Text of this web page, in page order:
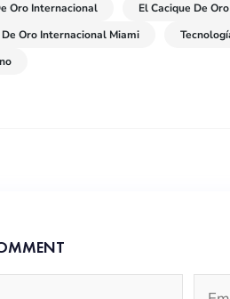
Oro Internacional
El Cacique De
De Oro Internacional Miami